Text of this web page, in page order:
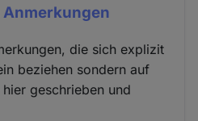
die sich explizit
beziehen sondern auf
geschrieben und